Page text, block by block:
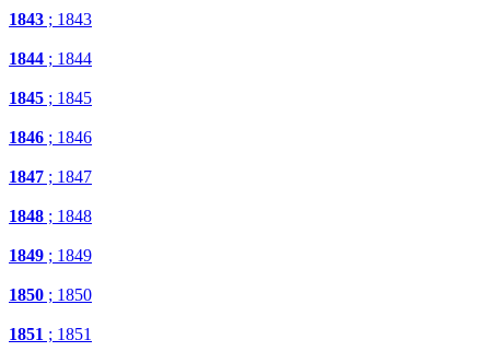
1843 ; 1843
1844 ; 1844
1845 ; 1845
1846 ; 1846
1847 ; 1847
1848 ; 1848
1849 ; 1849
1850 ; 1850
1851 ; 1851